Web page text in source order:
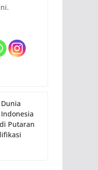
Putaran